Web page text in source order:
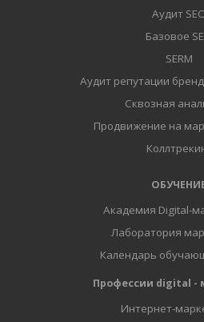
Аудит
Базовое
SERM
Аудит репутации
Сквозная
Продвижение на
Академия Digital-
Лаборатория
Календарь
Профессии digital -
Интернет-